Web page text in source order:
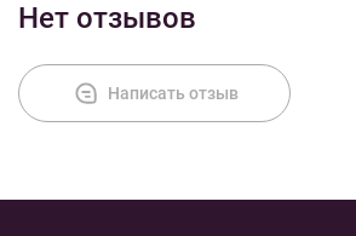
Нет отзывов
Написать отзыв